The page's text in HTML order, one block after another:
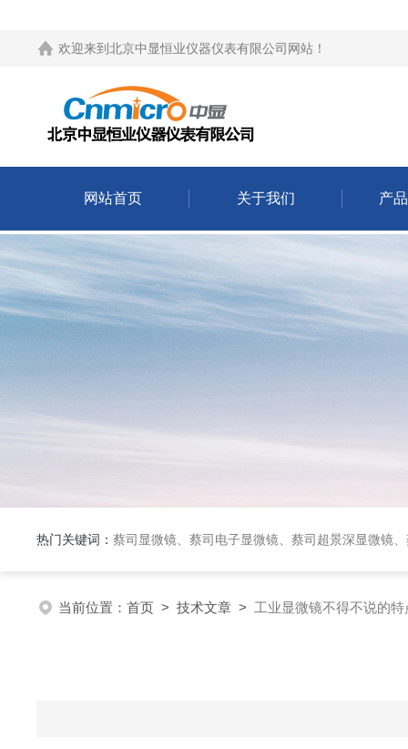
欢迎来到 北京中显恒业仪器仪表有限公司网站 ！
网站首页 关于我们 产
热门关键词： 蔡司显微镜、蔡司电子显微镜、蔡司超景深显微镜
当前位置： 首页 > 技术文章 > 工业显微镜不得不说的特